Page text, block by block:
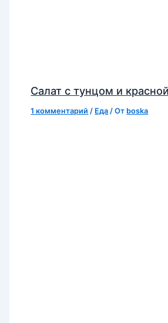
Салат с тунцом и
1 комментарий / Еда / От boska